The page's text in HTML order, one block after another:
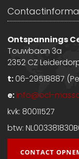
Ontspannings
Touwbaan 3a
2352 CZ
t:06-29518887
e: info@ocl-
kvk: 80011527
btw:
CONTACT